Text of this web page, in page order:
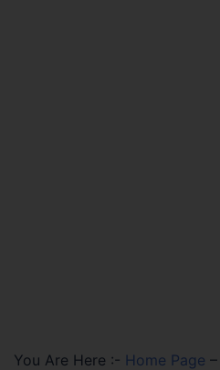
You Are Here :- Home Page –